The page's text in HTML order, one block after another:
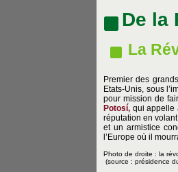
De la
La
Premier des
Etats-Unis, sous
pour mission de
Potosí, qui appelle
réputation en
et un armistice
l’Europe où il
Photo de droite : la
(source : présidence